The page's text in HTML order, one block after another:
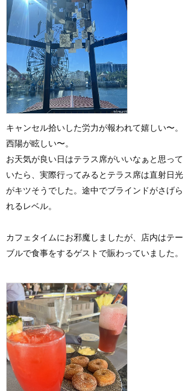
キャンセル拾いした労力が報われて嬉しい〜。
西陽が眩しい〜。
お天気が良い日はテラス席がいいなぁと思って
いたら、実際行ってみるとテラス席は直射日光
がキツそうでした。途中でブラインドがさげら
れるレベル。
カフェタイムにお邪魔しましたが、店内はテー
ブルで食事をするゲストで賑わっていました。